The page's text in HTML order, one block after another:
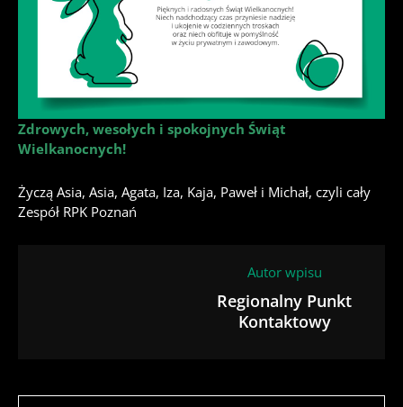
Zdrowych, wesołych i spokojnych Świąt
Wielkanocnych!
Życzą Asia, Asia, Agata, Iza, Kaja, Paweł i Michał, czyli cały
Zespół RPK Poznań
Autor wpisu
Regionalny Punkt
Kontaktowy